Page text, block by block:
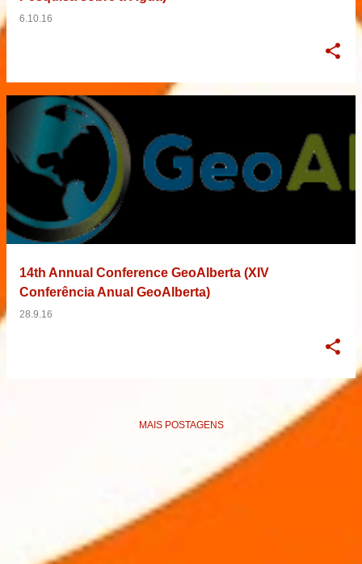
6.10.16
14th Annual Conference GeoAlberta (XIV
Conferência Anual GeoAlberta)
28.9.16
MAIS POSTAGENS